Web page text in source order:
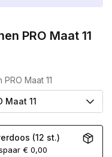
PRO Maat 11
Maat 11
(12 st.)
€ 0,00